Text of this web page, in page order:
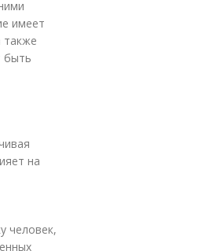
имеет
также
быть
на
человек,